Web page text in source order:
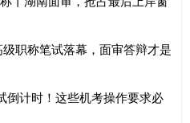
职称笔试落幕，面审答辩才是
倒计时！这些机考操作要求必